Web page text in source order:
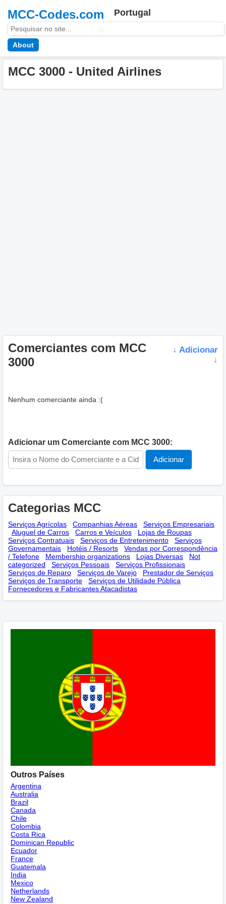
MCC-Codes.com Portugal
About
MCC 3000 - United Airlines
Comerciantes com MCC
3000
↓ Adicionar
↓
Nenhum comerciante ainda :(
Adicionar um Comerciante com MCC 3000:
Categorias MCC
Serviços Agrícolas Companhias Aéreas
Serviços Empresariais
Aluguel de Carros
Carros e Veículos
Lojas de Roupas
Serviços Contratuais
Serviços de Entretenimento
Serviços
Governamentais
Hotéis / Resorts
Vendas por Correspondência
/ Telefone
Membership оrganizations Lojas Diversas
Not
categorized
Serviços Pessoais
Serviços Profissionais
Serviços de Reparo
Serviços de Varejo
Prestador de Serviços
Serviços de Transporte
Serviços de Utilidade Pública
Fornecedores e Fabricantes Atacadistas
Outros Países
Argentina
Australia
Brazil
Canada
Chile
Colombia
Costa Rica
Dominican Republic
Ecuador
France
Guatemala
India
Mexico
Netherlands
New Zealand